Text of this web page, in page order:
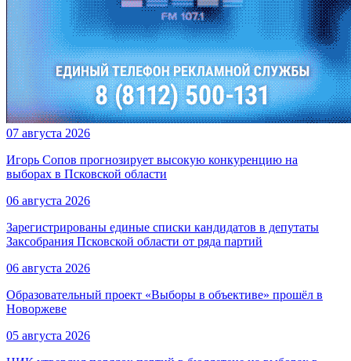
07 августа 2026
Игорь Сопов прогнозирует высокую конкуренцию на
выборах в Псковской области
06 августа 2026
Зарегистрированы единые списки кандидатов в депутаты
Заксобрания Псковской области от ряда партий
06 августа 2026
Образовательный проект «Выборы в объективе» прошёл в
Новоржеве
05 августа 2026